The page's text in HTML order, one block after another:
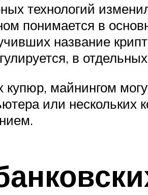
технологий
понимается в
название
в
купюр, майнингом
или